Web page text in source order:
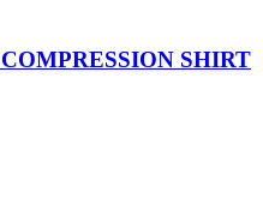
SHIRT